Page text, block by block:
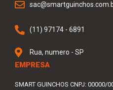
(11) 97174 - 6891
Rua, numero - SP
EMPRESA
SMART GUINCHOS CNPJ: